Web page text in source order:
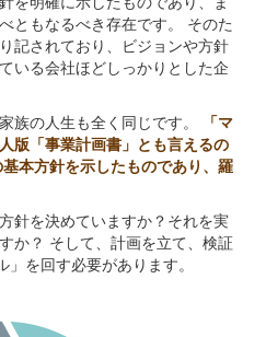
ともなるべき存在です。 そのた
記されており、ビジョンや方針
いる会社ほどしっかりとした企
族の人生も全く同じです。
「マ
版「事業計画書」とも言えるの
本方針を示したものであり、羅
針を決めていますか？それを実
か？ そして、計画を立て、検証
を回す必要があります。